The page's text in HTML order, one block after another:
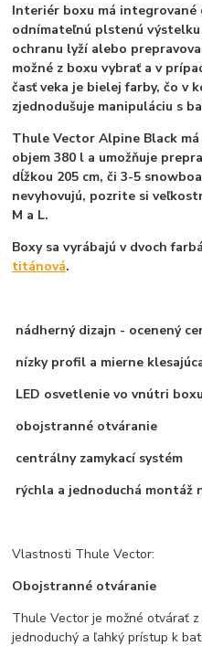
Interiér boxu má
odnímateľnú plstenú
ochranu lyží alebo
možné z boxu vybrať a v
časť veka je bielej farby, čo v
zjednodušuje manipuláciu s
Thule Vector Alpine Black má
objem 380 l a umožňuje
dĺžkou 205 cm, či 3-5
nevyhovujú, pozrite si
M a L.
Boxy sa vyrábajú v dvoch
titánová.
nádherný dizajn - ocenený
nízky profil a mierne
LED osvetlenie vo vnútri boxu
obojstranné otváranie
centrálny zamykací systém
rýchla a jednoduchá montáž
Vlastnosti Thule Vector:
Obojstranné otváranie
Thule Vector je možné otvárať
jednoduchý a ľahký prístup k